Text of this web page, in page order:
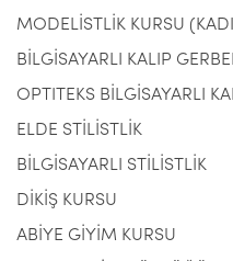
MODELİSTLİK KURSU
BİLGİSAYARLI KALIP
OPTITEKS BİLGİSAYARLI
ELDE STİLİSTLİK
BİLGİSAYARLI STİLİSTLİK
DİKİŞ KURSU
ABİYE GİYİM KURSU